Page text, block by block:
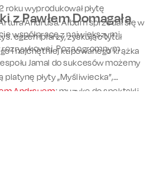
roku wyprodukował płytę
Andrusa. Album sprzedał się w
egzemplarzy, zyskując tytuł
i najchętniej kupowanego krążka
z Pawłem Domagałą
współpracę z największymi
Poza ogromnym
Jamal do sukcesów możemy
płyty „Myśliwiecka”,
Andrsuem; muzykę do spektakli
znany jest ze współpracy z